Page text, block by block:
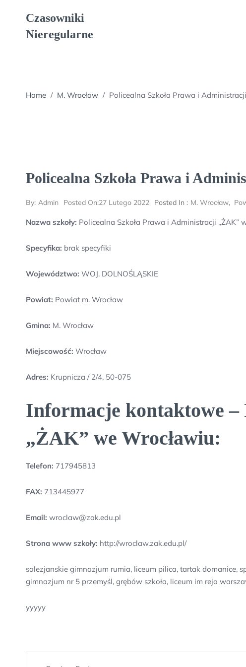
Czasowniki
Nieregularne
Home / M. Wrocław / Policealna Szkoła Prawa i
Policealna Szkoła Prawa i
By: Admin Posted On:27 Lutego 2022 Posted In : M. Wrocław,
Nazwa szkoły: Policealna Szkoła Prawa i Administracji „ŻAK”
Specyfika: brak specyfiki
Województwo: WOJ. DOLNOŚLĄSKIE
Powiat: Powiat m. Wrocław
Gmina: M. Wrocław
Miejscowość: Wrocław
Adres: Krupnicza / 2/4, 50-075
Informacje kontaktowe –
„ŻAK” we Wrocławiu:
Telefon: 717945813
FAX: 713445977
Email: wroclaw@zak.edu.pl
Strona www szkoły: http://wroclaw.zak.edu.pl/
salezjanskie gimnazjum rumia, liceum pilica, tartak domanice,
gimnazjum nr 5 przemyśl, grębów szkoła, liceum im reja
yyyyy